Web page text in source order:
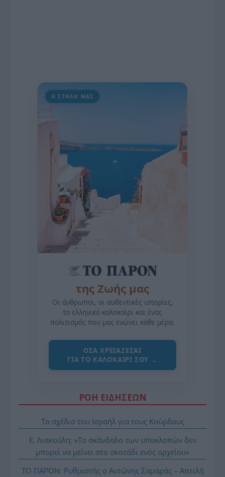
Η ΣΤΗΛΗ ΜΑΣ
της Ζωής μας
Οι άνθρωποι, οι αυθεντικές ιστορίες,
το ελληνικό καλοκαίρι και ένας
πολιτισμός που μας ενώνει κάθε μέρα.
ΌΣΑ ΧΡΕΙΆΖΕΣΑΙ
ΓΙΑ ΤΟ ΚΑΛΟΚΑΊΡΙ ΣΟΥ →
ΡΟΗ ΕΙΔΗΣΕΩΝ
Το σχέδιο του Ισραήλ για τους Κούρδους
Ε. Λιακούλη: «Το σκάνδαλο των υποκλοπών δεν
μπορεί να μείνει στο σκοτάδι ενός αρχείου»
ΤΟ ΠΑΡΟΝ: Ρυθμιστής ο Αντώνης Σαμαράς – Απειλή